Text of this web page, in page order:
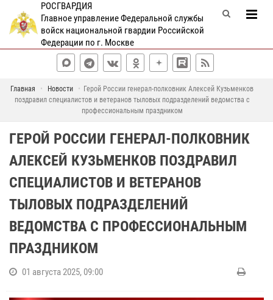
РОСГВАРДИЯ
Главное управление Федеральной службы
войск национальной гвардии Российской
Федерации по г. Москве
Главная Новости
Герой России генерал-полковник Алексей Кузьменков
поздравил специалистов и ветеранов тыловых подразделений ведомства с
профессиональным праздником
ГЕРОЙ РОССИИ ГЕНЕРАЛ-ПОЛКОВНИК
АЛЕКСЕЙ КУЗЬМЕНКОВ ПОЗДРАВИЛ
СПЕЦИАЛИСТОВ И ВЕТЕРАНОВ
ТЫЛОВЫХ ПОДРАЗДЕЛЕНИЙ
ВЕДОМСТВА С ПРОФЕССИОНАЛЬНЫМ
ПРАЗДНИКОМ
01 августа 2025, 09:00